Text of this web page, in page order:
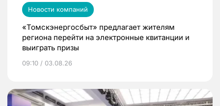
Новости компаний
«Томскэнергосбыт» предлагает жителям
региона перейти на электронные квитанции и
выиграть призы
09:10 / 03.08.26